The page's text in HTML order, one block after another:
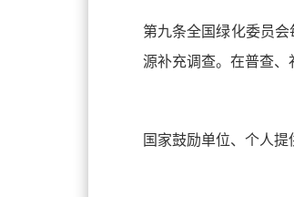
第九条全国绿化委员会
源补充调查。在普查、
国家鼓励单位、个人提